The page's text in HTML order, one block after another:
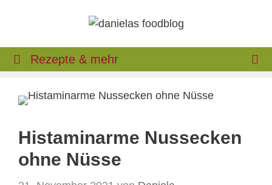
Rezepte & mehr
Histaminarme Nussecken
ohne Nüsse